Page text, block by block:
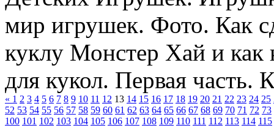
мир игрушек. Фото. Как
куклу Монстер Хай и как
для кукол. Первая часть.
« 1 2 3 4 5 6 7 8 9 10 11 12 13 14 15 16 17 18 19 20 21 22 23 24 25
52 53 54 55 56 57 58 59 60 61 62 63 64 65 66 67 68 69 70 71 72 73
100 101 102 103 104 105 106 107 108 109 110 111 112 113 114 115